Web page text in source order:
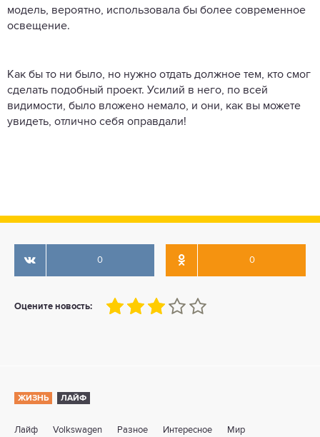
модель, вероятно, использовала бы более современное
освещение.
Как бы то ни было, но нужно отдать должное тем, кто смог
сделать подобный проект. Усилий в него, по всей
видимости, было вложено немало, и они, как вы можете
увидеть, отлично себя оправдали!
0 0
Оцените новость:
60
1 2 3 4 5
ЖИЗНЬ ЛАЙФ
Лайф Volkswagen Разное Интересное Мир